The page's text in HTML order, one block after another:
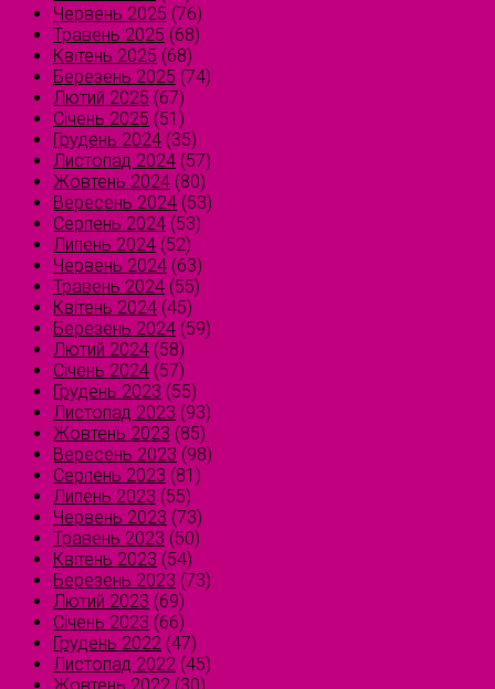
Червень 2025 (76)
Травень 2025 (68)
Квітень 2025 (68)
Березень 2025 (74)
Лютий 2025 (67)
Січень 2025 (51)
Грудень 2024 (35)
Листопад 2024 (57)
Жовтень 2024 (80)
Вересень 2024 (53)
Серпень 2024 (53)
Липень 2024 (52)
Червень 2024 (63)
Травень 2024 (55)
Квітень 2024 (45)
Березень 2024 (59)
Лютий 2024 (58)
Січень 2024 (57)
Грудень 2023 (55)
Листопад 2023 (93)
Жовтень 2023 (85)
Вересень 2023 (98)
Серпень 2023 (81)
Липень 2023 (55)
Червень 2023 (73)
Травень 2023 (50)
Квітень 2023 (54)
Березень 2023 (73)
Лютий 2023 (69)
Січень 2023 (66)
Грудень 2022 (47)
Листопад 2022 (45)